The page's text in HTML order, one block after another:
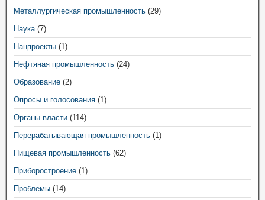
Металлургическая промышленность (29)
Наука(7)
Нацпроекты (1)
Нефтяная промышленность (24)
Образование (2)
Опросы и голосования (1)
Органы власти (114)
Перерабатывающая промышленность (1)
Пищевая промышленность (62)
Приборостроение (1)
Проблемы (14)